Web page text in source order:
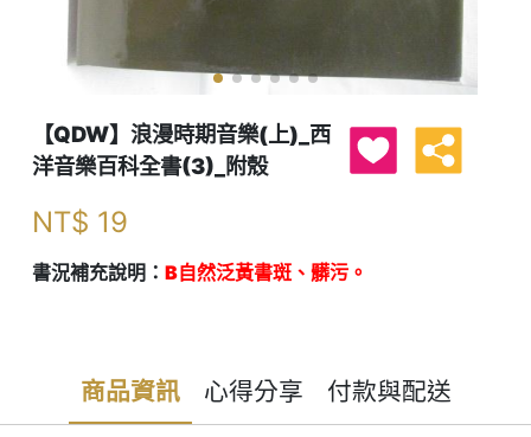
【QDW】浪漫時期音樂(上)_西
洋音樂百科全書(3)_附殼
NT$ 19
書況補充說明： B自然泛黃書斑、髒污。
商品資訊 心得分享 付款與配送